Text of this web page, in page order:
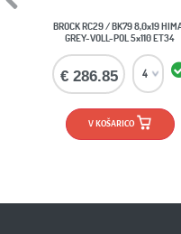
BROCK RC29 / BK79 8,0x19
GREY-VOLL-POL 5x110 ET34
€ 286.85
V KOŠARICO